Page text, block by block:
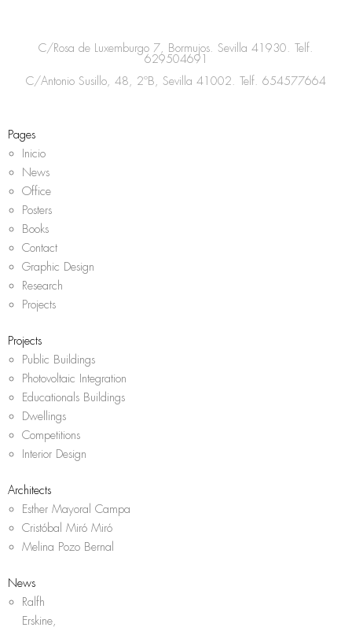
a
g
r
b
o
o
t
e
r
s
a
p
C/Rosa de Luxemburgo 7, Bormujos. Sevilla 41930. Telf.
629504691
C/Antonio Susillo, 48, 2ºB, Sevilla 41002. Telf. 654577664
Pages
Inicio
News
Office
Posters
Books
Contact
Graphic Design
Research
Projects
Projects
Public Buildings
Photovoltaic Integration
Educationals Buildings
Dwellings
Competitions
Interior Design
Architects
Esther Mayoral Campa
Cristóbal Miró Miró
Melina Pozo Bernal
News
Ralfh
Erskine,